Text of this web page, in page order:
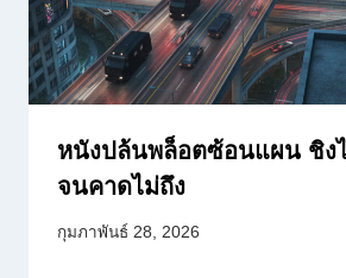
หนังปล้นพล็อตซ้อนแผน ชิง
จนคาดไม่ถึง
กุมภาพันธ์ 28, 2026